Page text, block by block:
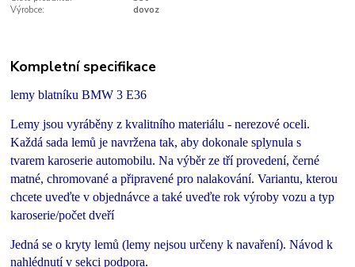
Výrobce:
dovoz
Kompletní specifikace
lemy blatníku BMW 3 E36
Lemy jsou vyráběny z kvalitního materiálu - nerezové oceli.
Každá sada lemů je navržena tak, aby dokonale splynula s
tvarem karoserie automobilu. Na výběr ze tří provedení, černé
matné, chromované a připravené pro nalakování. Variantu, kterou
chcete uveďte v objednávce a také uveďte rok výroby vozu a typ
karoserie/počet dveří
Jedná se o kryty lemů (lemy nejsou určeny k navaření). Návod k
nahlédnutí v sekci podpora.